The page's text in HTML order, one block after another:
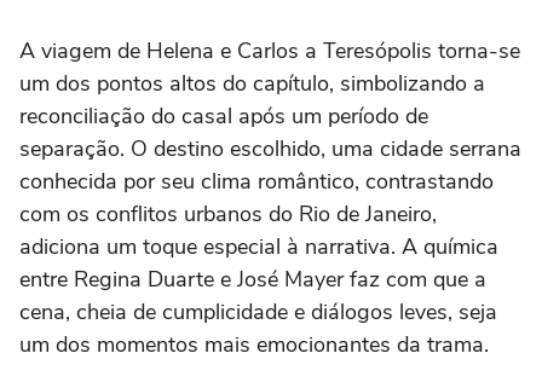
A viagem de Helena e Carlos a Teresópolis torna-se
um dos pontos altos do capítulo, simbolizando a
reconciliação do casal após um período de
separação. O destino escolhido, uma cidade serrana
conhecida por seu clima romântico, contrastando
com os conflitos urbanos do Rio de Janeiro,
adiciona um toque especial à narrativa. A química
entre Regina Duarte e José Mayer faz com que a
cena, cheia de cumplicidade e diálogos leves, seja
um dos momentos mais emocionantes da trama.